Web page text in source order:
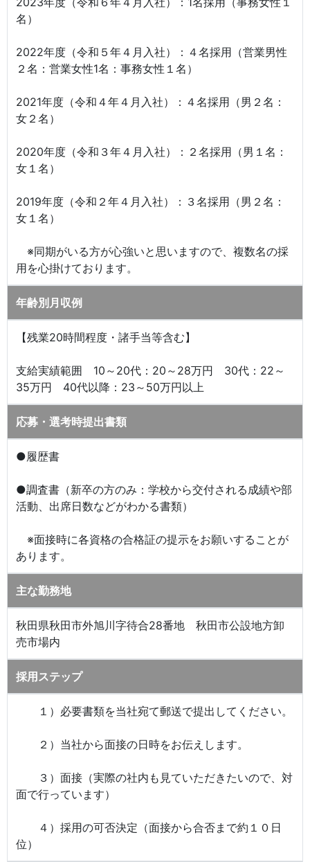
名）
2022年度（令和５年４月入社）：４名採用（営業男性
２名：営業女性1名：事務女性１名）
2021年度（令和４年４月入社）：４名採用（男２名：
女２名）
2020年度（令和３年４月入社）：２名採用（男１名：
女１名）
2019年度（令和２年４月入社）：３名採用（男２名：
女１名）
※同期がいる方が心強いと思いますので、複数名の採
用を心掛けております。
年齢別月収例
【残業20時間程度・諸手当等含む】
支給実績範囲 10～20代：20～28万円 30代：22～
35万円 40代以降：23～50万円以上
応募・選考時提出書類
●履歴書
●調査書（新卒の方のみ：学校から交付される成績や部
活動、出席日数などがわかる書類）
※面接時に各資格の合格証の提示をお願いすることが
あります。
主な勤務地
秋田県秋田市外旭川字待合28番地 秋田市公設地方卸
売市場内
採用ステップ
１）必要書類を当社宛て郵送で提出してください。
２）当社から面接の日時をお伝えします。
３）面接（実際の社内も見ていただきたいので、対
面で行っています）
４）採用の可否決定（面接から合否まで約１０日
位）